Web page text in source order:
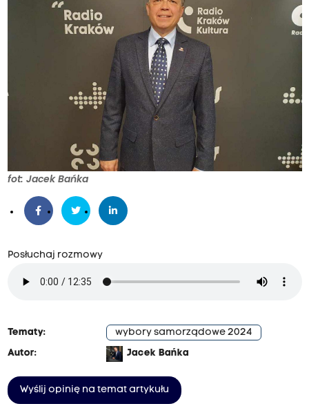
fot: Jacek Bańka
Posłuchaj rozmowy
Tematy:
wybory samorządowe 2024
Autor:
Jacek Bańka
Wyślij opinię na temat artykułu